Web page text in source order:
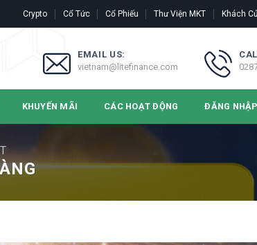
Crypto Cổ Tức Cổ Phiếu Thư Viện MKT Khách
EMAIL US:
vietnam@litefinance.com
KHUYẾN MÃI CÁC HOẠT ĐỘNG ĐĂNG NHẬP